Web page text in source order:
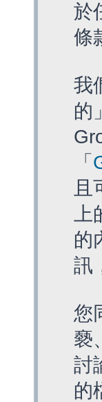
於
條
我
的
「
且
的
訊
您
褻
討
的